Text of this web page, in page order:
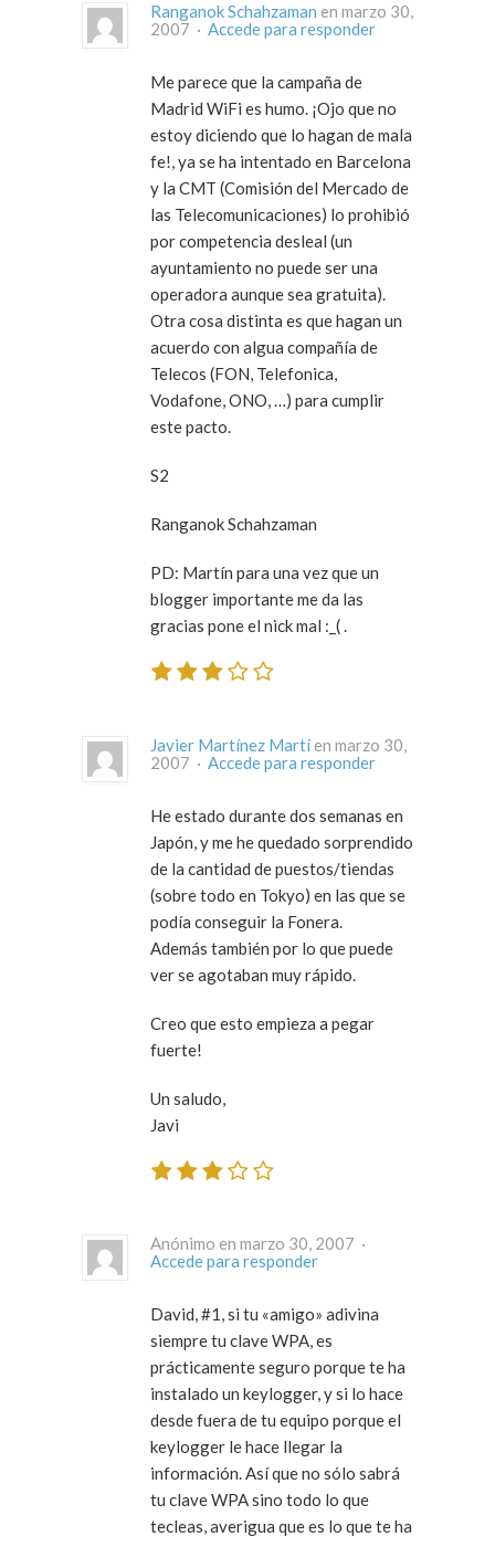
Ranganok Schahzaman en marzo 30,
2007 · Accede para responder
Me parece que la campaña de
Madrid WiFi es humo. ¡Ojo que no
estoy diciendo que lo hagan de mala
fe!, ya se ha intentado en Barcelona
y la CMT (Comisión del Mercado de
las Telecomunicaciones) lo prohibió
por competencia desleal (un
ayuntamiento no puede ser una
operadora aunque sea gratuita).
Otra cosa distinta es que hagan un
acuerdo con algua compañía de
Telecos (FON, Telefonica,
Vodafone, ONO, …) para cumplir
este pacto.
S2
Ranganok Schahzaman
PD: Martín para una vez que un
blogger importante me da las
gracias pone el nick mal :_( .
Javier Martínez Martíen marzo 30,
2007 · Accede para responder
He estado durante dos semanas en
Japón, y me he quedado sorprendido
de la cantidad de puestos/tiendas
(sobre todo en Tokyo) en las que se
podía conseguir la Fonera.
Además también por lo que puede
ver se agotaban muy rápido.
Creo que esto empieza a pegar
fuerte!
Un saludo,
Javi
Anónimo en marzo 30, 2007 ·
Accede para responder
David, #1, si tu «amigo» adivina
siempre tu clave WPA, es
prácticamente seguro porque te ha
instalado un keylogger, y si lo hace
desde fuera de tu equipo porque el
keylogger le hace llegar la
información. Así que no sólo sabrá
tu clave WPA sino todo lo que
tecleas, averigua que es lo que te ha